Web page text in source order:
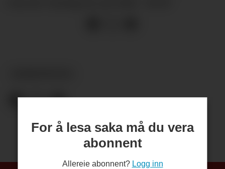
For å lesa saka må du vera
abonnent
Allereie abonnent? Logg inn